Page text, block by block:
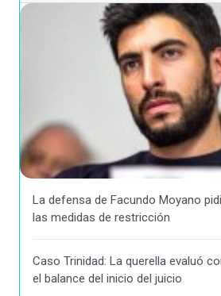
La defensa de Facundo Moyano
las medidas de restricción
Caso Trinidad: La querella evaluó
el balance del inicio del juicio